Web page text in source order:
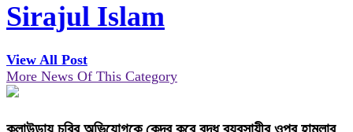
Sirajul Islam
View All Post
More News Of This Category